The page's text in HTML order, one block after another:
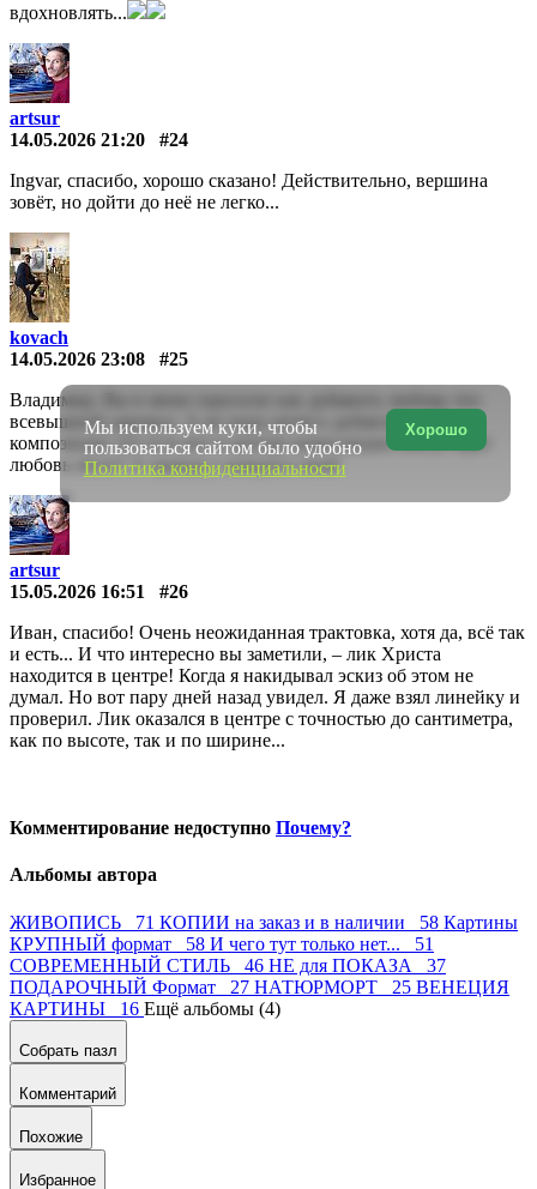
вдохновлять...
artsur
14.05.2026 21:20
#24
Ingvar, спасибо, хорошо сказано! Действительно, вершина
зовёт, но дойти до неё не легко...
kovach
14.05.2026 23:08
#25
Владимир, Вы в меня спросили как добавить любовь что
всевышний даровал. А не надо ничего добавлять у Вас в
композиции это есть вот в центре композиции Иисус идет
любовь несет! А правда у каждого своя!
artsur
15.05.2026 16:51
#26
Иван, спасибо! Очень неожиданная трактовка, хотя да, всё так
и есть... И что интересно вы заметили, – лик Христа
находится в центре! Когда я накидывал эскиз об этом не
думал. Но вот пару дней назад увидел. Я даже взял линейку и
проверил. Лик оказался в центре с точностью до сантиметра,
как по высоте, так и по ширине...
Комментирование недоступно Почему?
Альбомы автора
ЖИВОПИСЬ 71 КОПИИ на заказ и в наличии 58 Картины
КРУПНЫЙ формат 58 И чего тут только нет... 51
СОВРЕМЕННЫЙ СТИЛЬ 46 НЕ для ПОКАЗА 37
ПОДАРОЧНЫЙ Формат 27 НАТЮРМОРТ 25 ВЕНЕЦИЯ
КАРТИНЫ 16 Ещё альбомы (4)
Собрать пазл
Комментарий
Похожие
Избранное
Хорошо
Мы используем куки, чтобы
пользоваться сайтом было удобно
Политика конфиденциальности